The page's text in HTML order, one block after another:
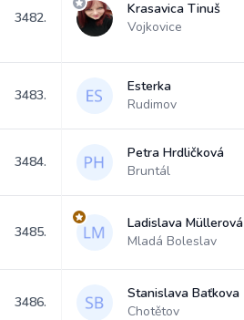
3482.
Krasavica Tinuš
Vojkovice
3483.
Esterka
Rudimov
3484.
Petra Hrdličková
Bruntál
3485.
Ladislava Müllerová
Mladá Boleslav
3486.
Stanislava Baťkova
Chotětov